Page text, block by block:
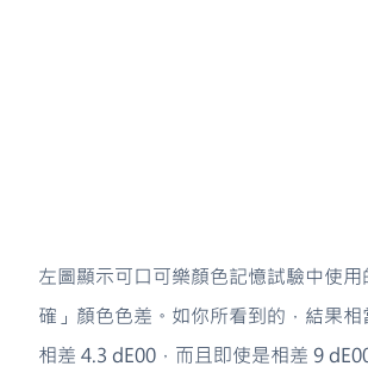
左圖顯示可口可樂顏色記憶試驗中使
確」顏色色差。如你所看到的，結果
相差 4.3 dE00，而且即使是相差 9